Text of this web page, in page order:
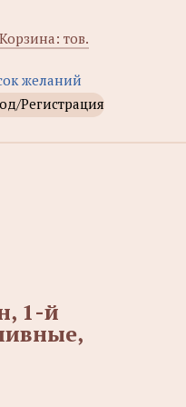
Корзина: тов.
желаний
Регистрация
1-й